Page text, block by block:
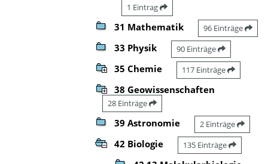
1 Eintrag
31 Mathematik 96 Einträge
33 Physik 90 Einträge
35 Chemie 117 Einträge
38 Geowissenschaften
28 Einträge
39 Astronomie 2 Einträge
42 Biologie 135 Einträge